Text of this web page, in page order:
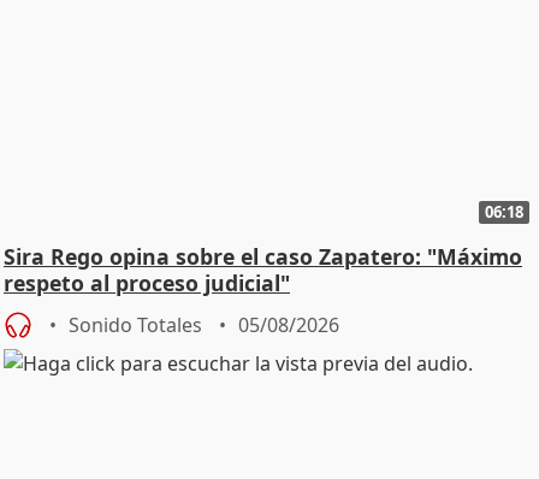
06:18
Sira Rego opina sobre el caso Zapatero: "Máximo
respeto al proceso judicial"
Sonido Totales 05/08/2026